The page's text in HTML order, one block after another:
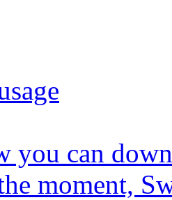
you can
moment,